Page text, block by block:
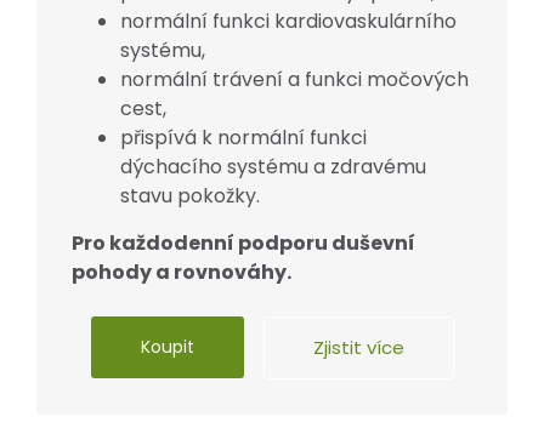
normální funkci kardiovaskulárního
systému,
normální trávení a funkci močových
cest,
přispívá k normální funkci
dýchacího systému a zdravému
stavu pokožky.
Pro každodenní podporu duševní
pohody a rovnováhy.
Koupit Zjistit více